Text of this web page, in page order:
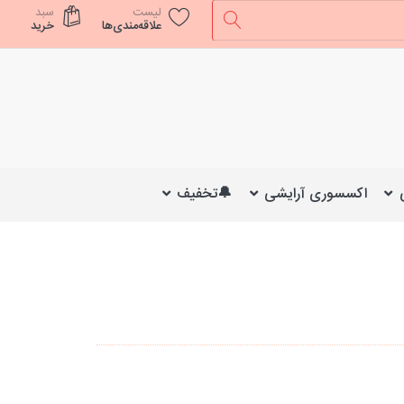
لیست
علاقه‌مندی‌ها
سبد
خرید
اکسسوری آرایشی 🔔تخفیف